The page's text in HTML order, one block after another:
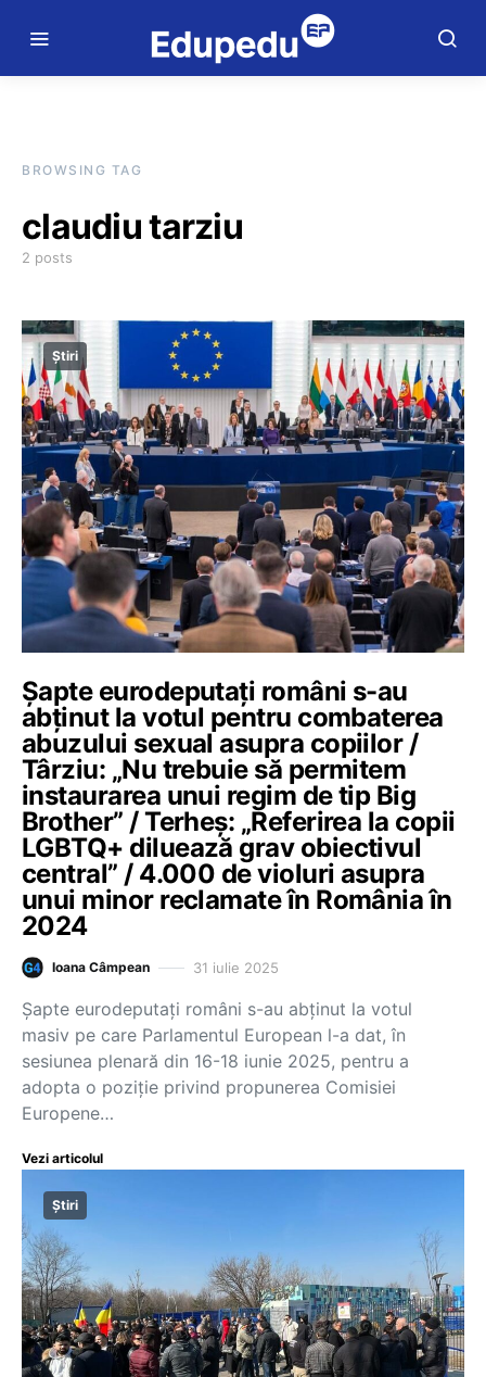
BROWSING TAG
claudiu tarziu
2 posts
Știri
Șapte eurodeputați români s-au
abținut la votul pentru combaterea
abuzului sexual asupra copiilor /
Târziu: „Nu trebuie să permitem
instaurarea unui regim de tip Big
Brother” / Terheș: „Referirea la copii
LGBTQ+ diluează grav obiectivul
central” / 4.000 de violuri asupra
unui minor reclamate în România în
2024
Ioana Câmpean 31 iulie 2025
Șapte eurodeputați români s-au abținut la votul
masiv pe care Parlamentul European l-a dat, în
sesiunea plenară din 16-18 iunie 2025, pentru a
adopta o poziție privind propunerea Comisiei
Europene…
Vezi articolul
Știri